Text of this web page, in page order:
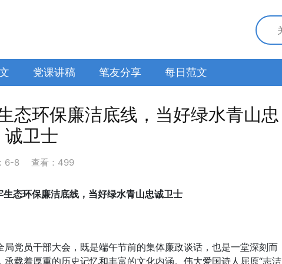
党课讲稿 笔友分享 每日范文
态环保廉洁底线，当好绿水青山忠
诚卫士
6-8 查看：499
态环保廉洁底线，当好绿水青山忠诚卫士
党员干部大会，既是端午节前的集体廉政谈话，也是一堂深刻而
载着厚重的历史记忆和丰富的文化内涵。伟大爱国诗人屈原“志洁